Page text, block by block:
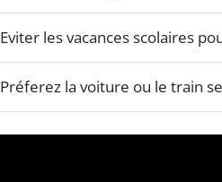
Eviter les vacances scolaires
Préferez la voiture ou le train